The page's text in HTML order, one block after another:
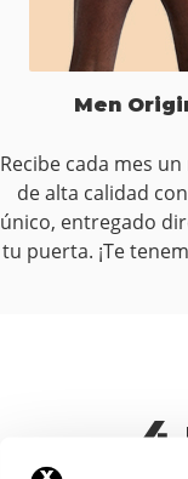
Men
Recibe cada mes
de alta calidad
único, entregado
tu puerta. ¡Te
4